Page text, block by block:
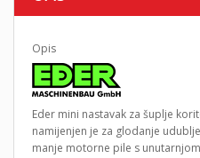
Opis
Eder mini nastavak za šuplje
namijenjen je za glodanje
manje motorne pile s